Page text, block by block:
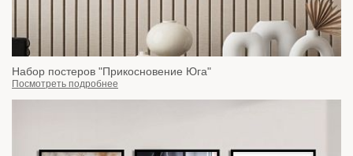
Набор постеров "Прикосновение Юга"
Посмотреть подробнее